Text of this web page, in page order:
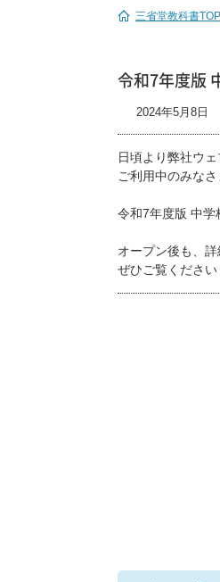
三省堂教科書TOP
令和7年度版
2024年5月8日
日頃より弊社ウ
ご利用中のみなさ
令和7年度版 中
オープン後も、
ぜひご覧ください